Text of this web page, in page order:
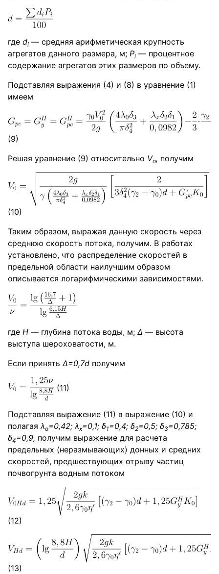
где di — средняя арифметическая крупность
агрегатов данного размера, м; Pi — процентное
содержание агрегатов этих размеров по объему.
Подставляя выражения (4) и (8) в уравнение (1)
имеем
(9)
Решая уравнение (9) относительно Vo, получим
(10)
Таким образом, выражая данную скорость через
среднюю скорость потока, получим. В работах
установлено, что распределение скоростей в
предельной области наилучшим образом
описывается логарифмическими зависимостями.
где Н — глубина потока воды, м;Δ — высота
выступа шероховатости, м.
Если принятьΔ=0,7d получим
(11)
Подставляя выражение (11) в выражение (10) и
полагая λо=0,42; λх=0,1; δ1=0,4; δ2=0,5; δ3=0,785;
δ4=0,9, получим выражение для расчета
предельных (неразмывающих) донных и средних
скоростей, предшествующих отрыву частиц
почвогрунта водным потоком
(12)
(13)